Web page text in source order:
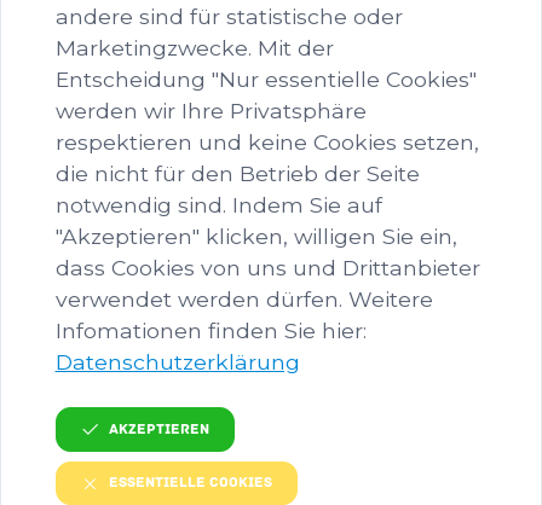
LANDWIRTSCHAFT
Dieser Ordner hat zur Zeit keinen Inhalt.
KONTAKT
Valerie Mayr
E-Mail
andere sind für statistische oder
Marketingzwecke. Mit der
Entscheidung "Nur essentielle Cookies"
werden wir Ihre Privatsphäre
respektieren und keine Cookies setzen,
die nicht für den Betrieb der Seite
notwendig sind. Indem Sie auf
"Akzeptieren" klicken, willigen Sie ein,
dass Cookies von uns und Drittanbieter
verwendet werden dürfen. Weitere
Infomationen finden Sie hier:
Datenschutzerklärung
Akzeptieren
Essentielle Cookies